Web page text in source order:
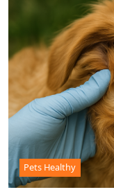
Pets Healthy